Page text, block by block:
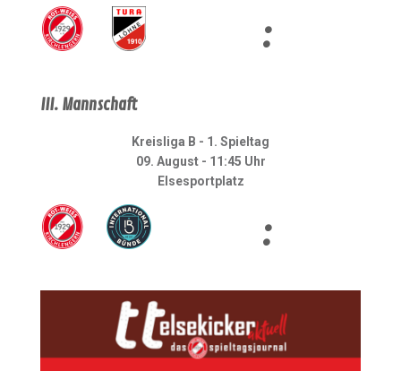
:
III. Mannschaft
Kreisliga B - 1. Spieltag
09. August - 11:45 Uhr
Elsesportplatz
: